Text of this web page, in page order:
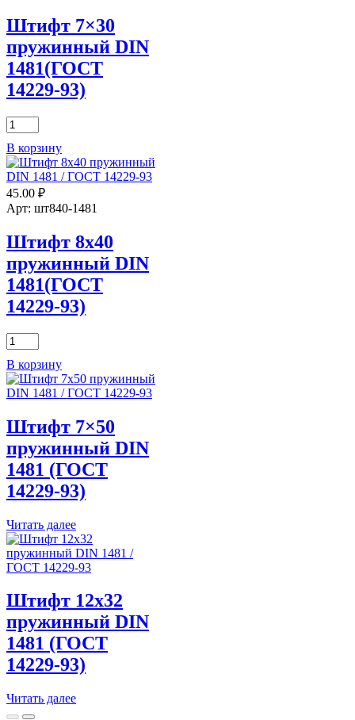
93)
Штифт 7×30
пружинный DIN
1481(ГОСТ
14229-93)
Количество
товара
Штифт
7x30
пружинный
DIN
1481(ГОСТ
93)
В корзину
45.00 ₽
Арт: шт840-1481
Штифт 8х40
пружинный DIN
1481(ГОСТ
14229-93)
Количество
товара
Штифт
8х40
пружинный
1481(ГОСТ
14229-
93)
В корзину
Штифт 7×50
пружинный DIN
1481 (ГОСТ
14229-93)
Читать далее
Штифт 12х32
пружинный DIN
1481 (ГОСТ
14229-93)
Читать далее